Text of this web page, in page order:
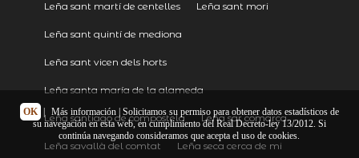
Leña sant martí de centelles Leña sant mori
Leña sant quintí de mediona
Leña sant vicen dels horts
Leña santa maría de la alameda
Leña santiago de compostela Leña sar comarca
Leña savallà del comtat Leña seca cerca de mi
OK Más información| Solicitamos su permiso para obtener datos estadísticos de
su navegación en esta web, en cumplimiento del Real Decreto-ley 13/2012. Si
continúa navegando consideramos que acepta el uso de cookies.